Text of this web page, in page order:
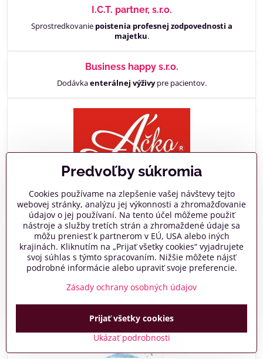
I.C.T. partner, s.r.o.
Sprostredkovanie poistenia profesnej zodpovednosti a
majetku.
Business happy s.r.o.
Dodávkaenterálnej výživypre pacientov.
Bavlnené obliečky na periny pre pacientov.
MusicData s.r.o. SK
Bezdrôtové ozvučenieekumenickej miestnosti hospicu.
Predvoľby súkromia
Cookies používame na zlepšenie vašej návštevy tejto
webovej stránky, analýzu jej výkonnosti a zhromažďovanie
údajov o jej používaní. Na tento účel môžeme použiť
nástroje a služby tretích strán a zhromaždené údaje sa
môžu preniesť k partnerom v EÚ, USA alebo iných
krajinách. Kliknutím na „Prijať všetky cookies“ vyjadrujete
svoj súhlas s týmto spracovaním. Nižšie môžete nájsť
podrobné informácie alebo upraviť svoje preferencie.
Zásady ochrany osobných údajov
Ukázať podrobnosti
Prijať všetky cookies